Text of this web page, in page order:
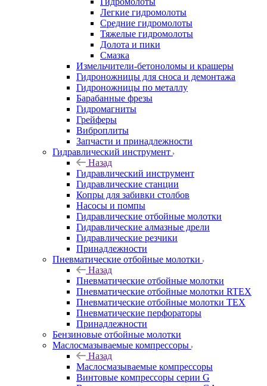
Легкие гидромолоты
Средние гидромолоты
Тяжелые гидромолоты
Долота и пики
Смазка
Измельчители-бетоноломы и крашеры
Гидроножницы для сноса и демонтажа
Гидроножницы по металлу
Барабанные фрезы
Гидромагниты
Грейферы
Виброплиты
Запчасти и принадлежности
Гидравлический инструмент
Назад
Гидравлический инструмент
Гидравлические станции
Копры для забивки столбов
Насосы и помпы
Гидравлические отбойные молотки
Гидравлические алмазные дрели
Гидравлические резчики
Принадлежности
Пневматические отбойные молотки
Назад
Пневматические отбойные молотки
Пневматические отбойные молотки RTEX
Пневматические отбойные молотки TEX
Пневматические перфораторы
Принадлежности
Бензиновые отбойные молотки
Маслосмазываемые компрессоры
Назад
Маслосмазываемые компрессоры
Винтовые компрессоры серии G